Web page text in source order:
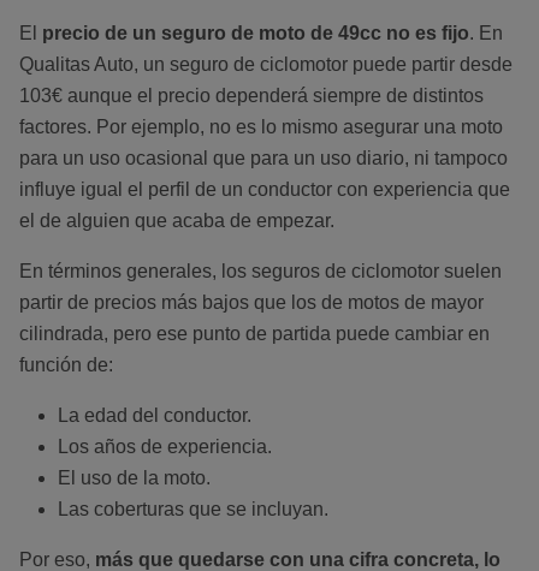
El precio de un seguro de moto de 49cc no es fijo. En
Qualitas Auto, un seguro de ciclomotor puede partir desde
103€ aunque el precio dependerá siempre de distintos
factores. Por ejemplo, no es lo mismo asegurar una moto
para un uso ocasional que para un uso diario, ni tampoco
influye igual el perfil de un conductor con experiencia que
el de alguien que acaba de empezar.
En términos generales, los seguros de ciclomotor suelen
partir de precios más bajos que los de motos de mayor
cilindrada, pero ese punto de partida puede cambiar en
función de:
La edad del conductor.
Los años de experiencia.
El uso de la moto.
Las coberturas que se incluyan.
Por eso, más que quedarse con una cifra concreta, lo